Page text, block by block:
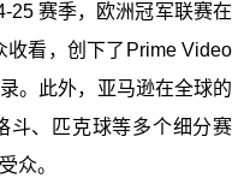
25 赛季，欧洲冠军联赛在
收看，创下了Prime Video
。此外，亚马逊在全球的
斗、匹克球等多个细分赛
众。